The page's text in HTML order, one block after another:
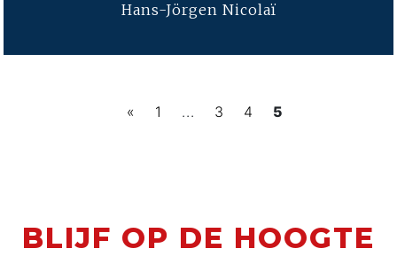
Hans-Jörgen Nicolaï
« 1 ... 3 4 5
BLIJF OP DE HOOGTE